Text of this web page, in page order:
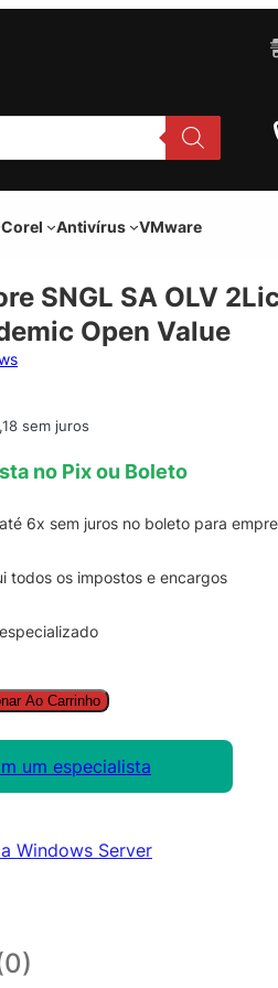
Corel Antivírus VMware
SNGL SA OLV
Open Value
sem juros
no Pix ou Boleto
6x sem juros no boleto para
todos os impostos e encargos
Ao Carrinho
um especialista
Windows Server